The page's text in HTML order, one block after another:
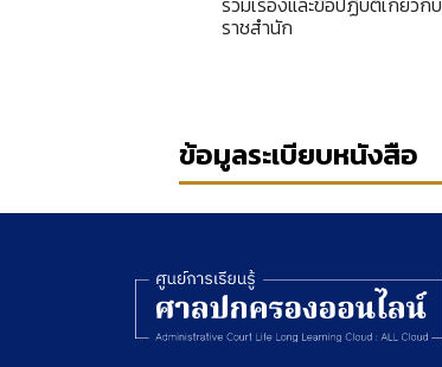
ราชสำนัก
ข้อมูลระเบียบหนังสือ